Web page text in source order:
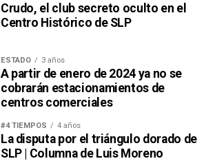
Crudo, el club secreto oculto en el
Centro Histórico de SLP
ESTADO 3 años
A partir de enero de 2024 ya no se
cobrarán estacionamientos de
centros comerciales
#4 TIEMPOS 4 años
La disputa por el triángulo dorado de
SLP | Columna de Luis Moreno